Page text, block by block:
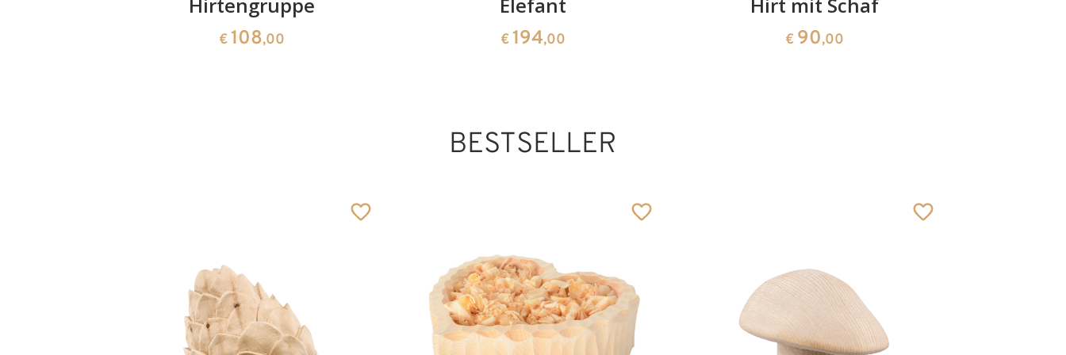
Hirtengruppe
€ 108,00
Elefant
€ 194,00
Hirt mit Schaf
€ 90,00
BESTSELLER